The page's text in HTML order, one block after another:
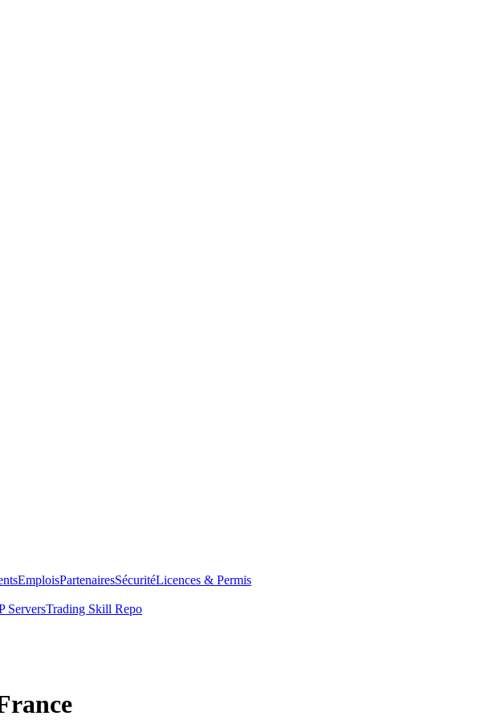
EmploisPartenairesSécuritéLicences & Permis
ServersTrading Skill Repo